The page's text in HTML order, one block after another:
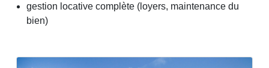
gestion locative complète (loyers, maintenance du
bien)